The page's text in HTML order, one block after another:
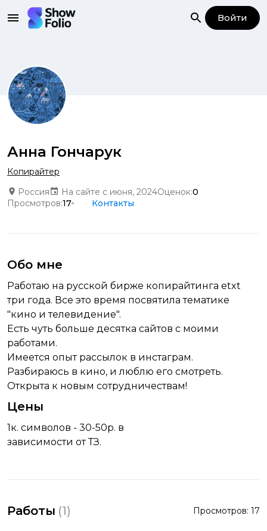
Войти
Анна Гончарук
Копирайтер
Россия
На сайте с июня, 2024Оценок:0
Просмотров:17 Контакты
Обо мне
Работаю на русской бирже копирайтинга etxt
три года. Все это время посвятила тематике
"кино и телевидение".
Есть чуть больше десятка сайтов с моими
работами.
Имеется опыт рассылок в инстаграм.
Разбираюсь в кино, и люблю его смотреть.
Открыта к новым сотрудничествам!
Цены
1к. символов - 30-50р. в
зависимости от ТЗ.
Работы (1) Просмотров: 17